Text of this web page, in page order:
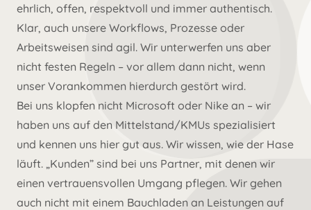
ehrlich, offen, respektvoll und immer authentisch.
Klar, auch unsere Workflows, Prozesse oder
Arbeitsweisen sind agil. Wir unterwerfen uns aber
nicht festen Regeln – vor allem dann nicht, wenn
unser Vorankommen hierdurch gestört wird.
Bei uns klopfen nicht Microsoft oder Nike an – wir
haben uns auf den Mittelstand/KMUs spezialisiert
und kennen uns hier gut aus. Wir wissen, wie der Hase
läuft. „Kunden” sind bei uns Partner, mit denen wir
einen vertrauensvollen Umgang pflegen. Wir gehen
auch nicht mit einem Bauchladen an Leistungen auf